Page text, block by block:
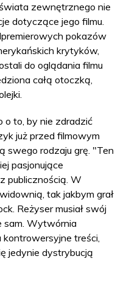
zewnętrznego nie
dotyczące jego filmu.
pokazów
krytyków,
do oglądania filmu
całą otoczką,
o to, by nie zdradzić
już przed filmowym
swego rodzaju grę. "Ten
pasjonujące
publicznością. W
tak jakbym grał
Reżyser musiał swój
sam. Wytwórnia
kontrowersyjne treści,
jedynie dystrybucją